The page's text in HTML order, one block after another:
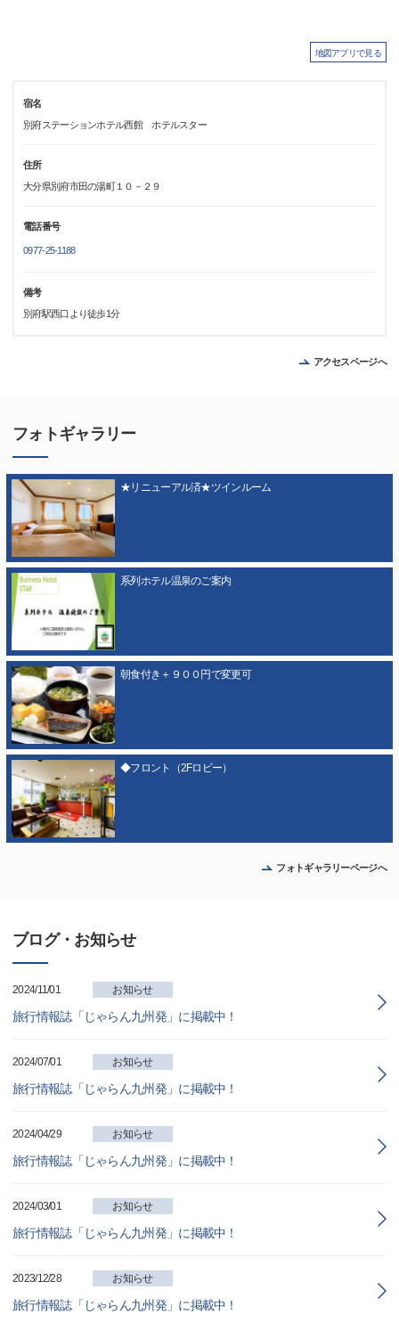
地図アプリで見る
宿名
別府ステーションホテル西館 ホテルスター
住所
大分県別府市田の湯町１０－２９
電話番号
0977-25-1188
備考
別府駅西口より徒歩1分
アクセスページへ
フォトギャラリー
★リニューアル済★ツインルーム
系列ホテル温泉のご案内
朝食付き＋９００円で変更可
◆フロント（2Fロビー）
フォトギャラリーページへ
ブログ・お知らせ
2024/11/01 お知らせ
旅行情報誌「じゃらん九州発」に掲載中！
2024/07/01 お知らせ
旅行情報誌「じゃらん九州発」に掲載中！
2024/04/29 お知らせ
旅行情報誌「じゃらん九州発」に掲載中！
2024/03/01 お知らせ
旅行情報誌「じゃらん九州発」に掲載中！
2023/12/28 お知らせ
旅行情報誌「じゃらん九州発」に掲載中！